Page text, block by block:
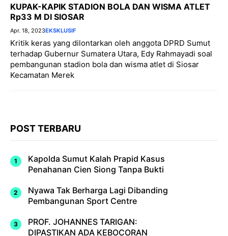
KUPAK-KAPIK STADION BOLA DAN WISMA ATLET
Rp33 M DI SIOSAR
Apr. 18, 2023EKSKLUSIF
Kritik keras yang dilontarkan oleh anggota DPRD Sumut
terhadap Gubernur Sumatera Utara, Edy Rahmayadi soal
pembangunan stadion bola dan wisma atlet di Siosar
Kecamatan Merek
POST TERBARU
Kapolda Sumut Kalah Prapid Kasus
Penahanan Cien Siong Tanpa Bukti
Nyawa Tak Berharga Lagi Dibanding
Pembangunan Sport Centre
PROF. JOHANNES TARIGAN:
DIPASTIKAN ADA KEBOCORAN